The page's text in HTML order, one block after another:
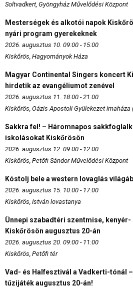
Soltvadkert, Gyöngyház Művelődési Központ
Mesterségek és alkotói napok
nyári program gyerekeknek
2026. augusztus 10. 09:00 - 15:00
Kiskőrös, Hagyományok Háza
Magyar Continental Singers koncert
hirdetik az evangéliumot zenével
2026. augusztus 11. 18:00 - 21:00
Kiskőrös, Oázis Apostoli Gyülekezet
Sakkra fel! – Háromnapos
iskolásokat Kiskőrösön
2026. augusztus 12. 09:00 - 12:00
Kiskőrös, Petőfi Sándor Művelődési Központ
Kóstolj bele a western lovaglás
2026. augusztus 15. 10:00 - 17:00
Kiskőrös, István lovastanya
Ünnepi szabadtéri szentmise,
Kiskőrösön augusztus 20-án
2026. augusztus 20. 09:00 - 11:00
Kiskőrös, Petőfi tér
Vad- és Halfesztivál a Vadkerti-tónál
tűzijáték augusztus 20-án!